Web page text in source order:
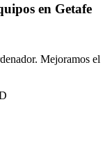
en Getafe
Mejoramos el